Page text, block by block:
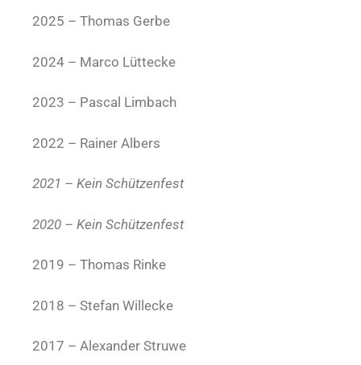
2025 – Thomas Gerbe
2024 – Marco Lüttecke
2023 – Pascal Limbach
2022 – Rainer Albers
2021 – Kein Schützenfest
2020 – Kein Schützenfest
2019 – Thomas Rinke
2018 – Stefan Willecke
2017 – Alexander Struwe